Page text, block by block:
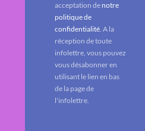
acceptation de notre
politique de
confidentialité. A la
réception de toute
infolettre, vous pouvez
vous désabonner en
utilisant le lien en bas
de la page de
l'infolettre.